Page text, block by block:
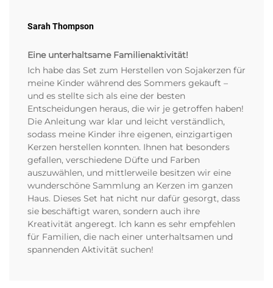
Sarah Thompson
Eine unterhaltsame Familienaktivität!
Ich habe das Set zum Herstellen von Sojakerzen für
meine Kinder während des Sommers gekauft –
und es stellte sich als eine der besten
Entscheidungen heraus, die wir je getroffen haben!
Die Anleitung war klar und leicht verständlich,
sodass meine Kinder ihre eigenen, einzigartigen
Kerzen herstellen konnten. Ihnen hat besonders
gefallen, verschiedene Düfte und Farben
auszuwählen, und mittlerweile besitzen wir eine
wunderschöne Sammlung an Kerzen im ganzen
Haus. Dieses Set hat nicht nur dafür gesorgt, dass
sie beschäftigt waren, sondern auch ihre
Kreativität angeregt. Ich kann es sehr empfehlen
für Familien, die nach einer unterhaltsamen und
spannenden Aktivität suchen!